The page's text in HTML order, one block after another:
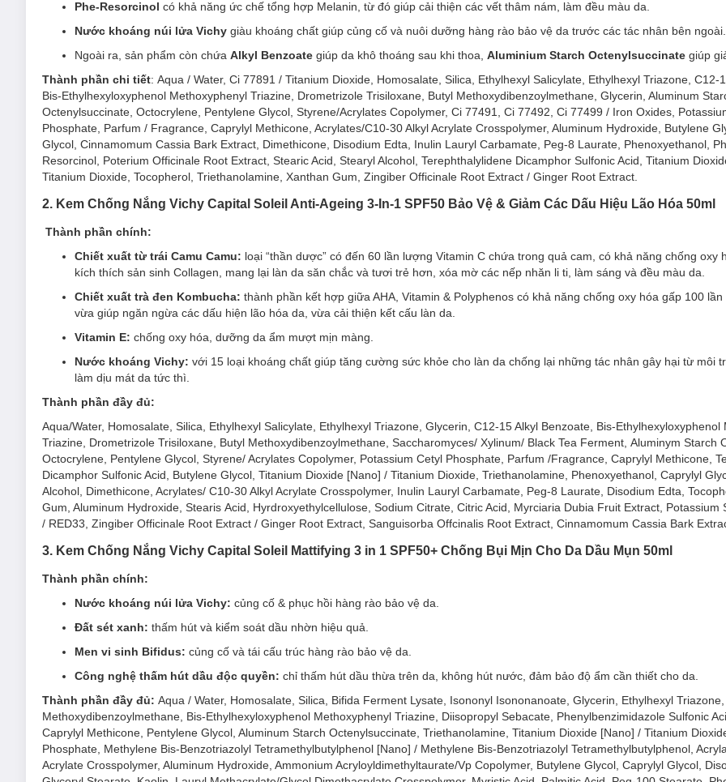
Sản phẩm thích hợp cho mọi loại da, kể cả da nhạy cảm.
Đối tượng sử dụng Kem Chống Nắng Vichy Có Màu Thoáng Mịn Ngăn Sạm Da:
Da sạm, xỉn màu
Đốm sắc tố: vết thâm,nám, tàn nhang,...
Ưu thế nổi bật của Kem Chống Nắng Vichy Có Màu Thoáng Mịn Ngăn Sạm Da:
Công nghệ màng lọc Mexoryl độc quyềngiúp bảo vệ da tối ưu trước tia UVA và UVB, ngăn ngừa sạm nám, lão hoá sớm và
Màng lọc SX (bảo vệ trước tia UVA ngắn + UVA dài sản sinh ra đốm nâu, vết nhăn, lão hóa da dẫn đến ung thư da).
Phe-Resorcinol có khả năng ức chế tổng hợp Melanin, từ đó giúp cải thiện các vết thâm nám, làm đều màu da.
Nước khoáng núi lửa Vichy giàu khoáng chất giúp củng cố và nuôi dưỡng hàng rào bảo vệ da trước các tác nhân bên ngoài.
Ngoài ra, sản phẩm còn chứa Alkyl Benzoate giúp da khô thoáng sau khi thoa, Aluminium Starch Octenylsuccinate giúp
Thành phần chi tiết: Aqua / Water, Ci 77891 / Titanium Dioxide, Homosalate, Silica, Ethylhexyl Salicylate, Ethylhexyl Triazone, C12-
Bis-Ethylhexyloxyphenol Methoxyphenyl Triazine, Drometrizole Trisiloxane, Butyl Methoxydibenzoylmethane, Glycerin, Aluminum
Octenylsuccinate, Octocrylene, Pentylene Glycol, Styrene/Acrylates Copolymer, Ci 77491, Ci 77492, Ci 77499 / Iron Oxides,
Phosphate, Parfum / Fragrance, Caprylyl Methicone, Acrylates/C10-30 Alkyl Acrylate Crosspolymer, Aluminum Hydroxide, Butylene
Glycol, Cinnamomum Cassia Bark Extract, Dimethicone, Disodium Edta, Inulin Lauryl Carbamate, Peg-8 Laurate, Phenoxyethanol,
Resorcinol, Poterium Officinale Root Extract, Stearic Acid, Stearyl Alcohol, Terephthalylidene Dicamphor Sulfonic Acid, Titanium
Titanium Dioxide, Tocopherol, Triethanolamine, Xanthan Gum, Zingiber Officinale Root Extract / Ginger Root Extract.
2. Kem Chống Nắng Vichy Capital Soleil Anti-Ageing 3-In-1 SPF50 Bảo Vệ & Giảm Các Dấu Hiệu Lão Hóa 50ml
Thành phần chính:
Chiết xuất từ trái Camu Camu: loại “thần dược” có đến 60 lần lượng Vitamin C chứa trong quả cam, có khả năng chống oxy
kích thích sản sinh Collagen, mang lại làn da săn chắc và tươi trẻ hơn, xóa mờ các nếp nhăn li ti, làm sáng và đều màu da.
Chiết xuất trà đen Kombucha: thành phần kết hợp giữa AHA, Vitamin & Polyphenos có khả năng chống oxy hóa gấp 100 lần
vừa giúp ngăn ngừa các dấu hiện lão hóa da, vừa cải thiện kết cấu làn da.
Vitamin E: chống oxy hóa, dưỡng da ẩm mượt mịn màng.
Nước khoáng Vichy: với 15 loại khoáng chất giúp tăng cường sức khỏe cho làn da chống lại những tác nhân gây hại từ môi
làm dịu mát da tức thì.
Thành phần đầy đủ:
Aqua/Water, Homosalate, Silica, Ethylhexyl Salicylate, Ethylhexyl Triazone, Glycerin, C12-15 Alkyl Benzoate, Bis-Ethylhexyloxyphenol
Triazine, Drometrizole Trisiloxane, Butyl Methoxydibenzoylmethane, Saccharomyces/ Xylinum/ Black Tea Ferment, Aluminym Starch
Octocrylene, Pentylene Glycol, Styrene/ Acrylates Copolymer, Potassium Cetyl Phosphate, Parfum /Fragrance, Caprylyl Methicone,
Dicamphor Sulfonic Acid, Butylene Glycol, Titanium Dioxide [Nano] / Titanium Dioxide, Triethanolamine, Phenoxyethanol, Caprylyl
Alcohol, Dimethicone, Acrylates/ C10-30 Alkyl Acrylate Crosspolymer, Inulin Lauryl Carbamate, Peg-8 Laurate, Disodium Edta,
Gum, Aluminum Hydroxide, Stearis Acid, Hyrdroxyethylcellulose, Sodium Citrate, Citric Acid, Myrciaria Dubia Fruit Extract, Potassium
/ RED33, Zingiber Officinale Root Extract / Ginger Root Extract, Sanguisorba Offcinalis Root Extract, Cinnamomum Cassia Bark
3. Kem Chống Nắng Vichy Capital Soleil Mattifying 3 in 1 SPF50+ Chống Bụi Mịn Cho Da Dầu Mụn 50ml
Thành phần chính:
Nước khoáng núi lửa Vichy: củng cố & phục hồi hàng rào bảo vệ da.
Đất sét xanh: thấm hút và kiểm soát dầu nhờn hiệu quả.
Men vi sinh Bifidus: củng cố và tái cấu trúc hàng rào bảo vệ da.
Công nghệ thấm hút dầu độc quyền: chỉ thấm hút dầu thừa trên da, không hút nước, đảm bảo độ ẩm cần thiết cho da.
Thành phần đầy đủ: Aqua / Water, Homosalate, Silica, Bifida Ferment Lysate, Isononyl Isononanoate, Glycerin, Ethylhexyl
Methoxydibenzoylmethane, Bis-Ethylhexyloxyphenol Methoxyphenyl Triazine, Diisopropyl Sebacate, Phenylbenzimidazole Sulfonic
Caprylyl Methicone, Pentylene Glycol, Aluminum Starch Octenylsuccinate, Triethanolamine, Titanium Dioxide [Nano] / Titanium
Phosphate, Methylene Bis-Benzotriazolyl Tetramethylbutylphenol [Nano] / Methylene Bis-Benzotriazolyl Tetramethylbutylphenol,
Acrylate Crosspolymer, Aluminum Hydroxide, Ammonium Acryloyldimethyltaurate/Vp Copolymer, Butylene Glycol, Caprylyl Glycol,